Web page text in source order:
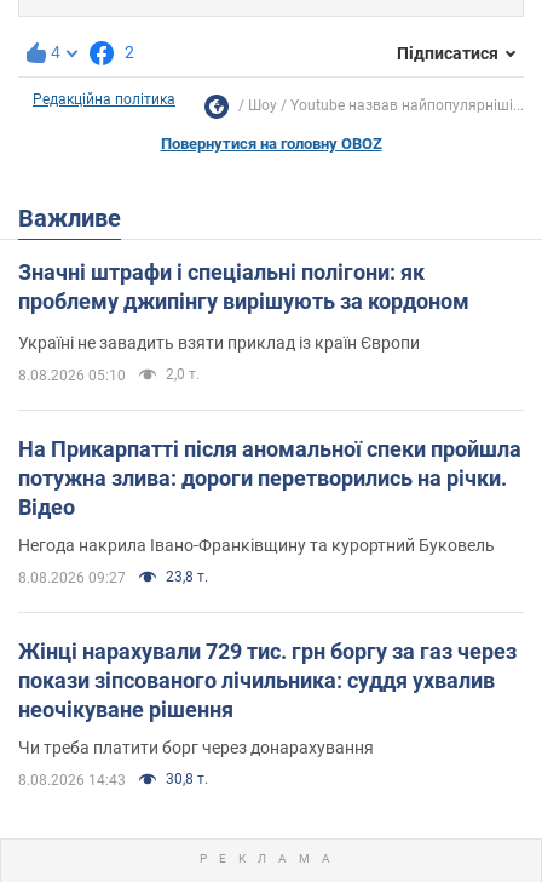
4 2 Підписатися
Редакційна політика Шоу Youtube назвав найпопулярніші...
Повернутися на головну OBOZ
Важливе
Значні штрафи і спеціальні полігони: як
проблему джипінгу вирішують за кордоном
Україні не завадить взяти приклад із країн Європи
8.08.2026 05:10 2,0 т.
На Прикарпатті після аномальної спеки пройшла
потужна злива: дороги перетворились на річки.
Відео
Негода накрила Івано-Франківщину та курортний Буковель
8.08.2026 09:27 23,8 т.
Жінці нарахували 729 тис. грн боргу за газ через
покази зіпсованого лічильника: суддя ухвалив
неочікуване рішення
Чи треба платити борг через донарахування
8.08.2026 14:43 30,8 т.